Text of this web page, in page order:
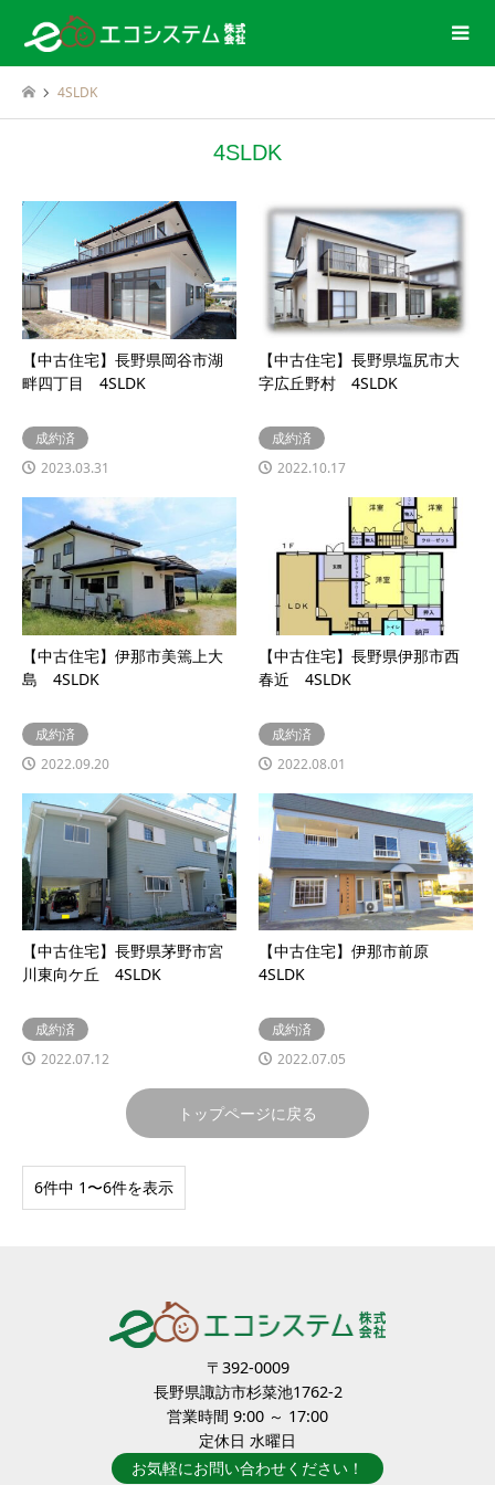
4SLDK
4SLDK
【中古住宅】長野県岡谷市湖
畔四丁目 4SLDK
成約済
2023.03.31
【中古住宅】長野県塩尻市大
字広丘野村 4SLDK
成約済
2022.10.17
【中古住宅】伊那市美篶上大
島 4SLDK
成約済
2022.09.20
【中古住宅】長野県伊那市西
春近 4SLDK
成約済
2022.08.01
【中古住宅】長野県茅野市宮
川東向ケ丘 4SLDK
成約済
2022.07.12
【中古住宅】伊那市前原
4SLDK
成約済
2022.07.05
トップページに戻る
6件中 1〜6件を表示
〒392-0009
長野県諏訪市杉菜池1762-2
営業時間 9:00 ～ 17:00
定休日 水曜日
お気軽にお問い合わせください！